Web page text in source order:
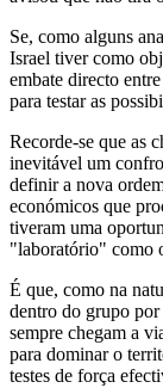
Se, como alguns
Israel tiver como
embate directo
para testar as
Recorde-se que as
inevitável um
definir a nova
económicos que
tiveram uma
"laboratório" como
É que, como na
dentro do grupo
sempre chegam a
para dominar o
testes de força